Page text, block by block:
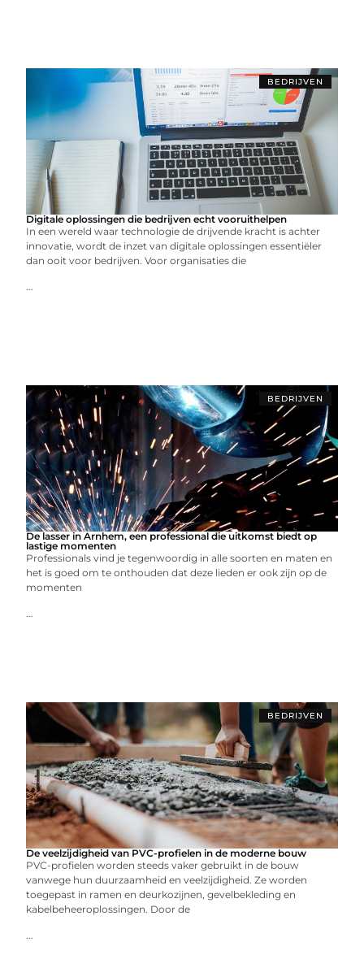
BEDRIJVEN
Digitale oplossingen die bedrijven echt vooruithelpen
In een wereld waar technologie de drijvende kracht is achter
innovatie, wordt de inzet van digitale oplossingen essentiëler
dan ooit voor bedrijven. Voor organisaties die
...
BEDRIJVEN
De lasser in Arnhem, een professional die uitkomst biedt op
lastige momenten
Professionals vind je tegenwoordig in alle soorten en maten en
het is goed om te onthouden dat deze lieden er ook zijn op de
momenten
...
BEDRIJVEN
De veelzijdigheid van PVC-profielen in de moderne bouw
PVC-profielen worden steeds vaker gebruikt in de bouw
vanwege hun duurzaamheid en veelzijdigheid. Ze worden
toegepast in ramen en deurkozijnen, gevelbekleding en
kabelbeheeroplossingen. Door de
...